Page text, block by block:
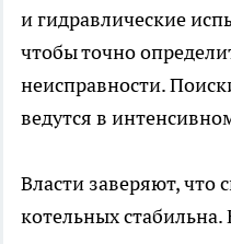
и гидравлические
чтобы точно
неисправности.
ведутся в
Власти заверяют, что
котельных стабильна.